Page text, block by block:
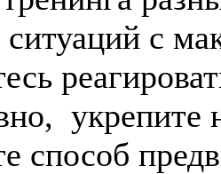
ситуаций с
укрепите
способ